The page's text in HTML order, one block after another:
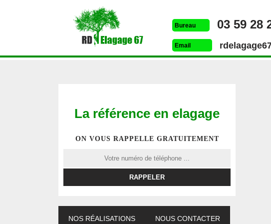
Bureau 03 59 28
Email
La référence en elagage
ON VOUS RAPPELLE GRATUITEMENT
NOS RÉALISATIONS NOUS CONTACTER